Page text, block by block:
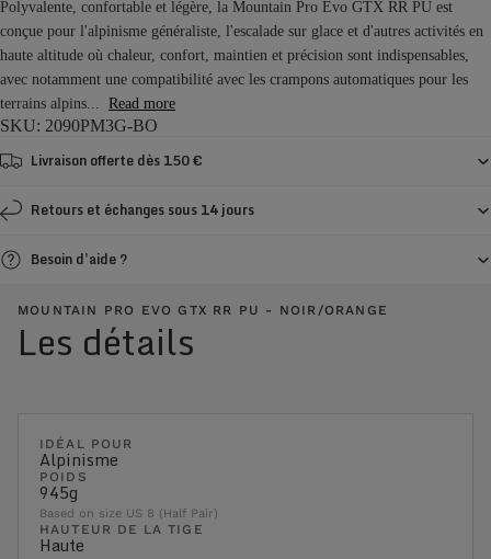
Polyvalente, confortable et légère, la Mountain Pro Evo GTX RR PU est
conçue pour l'alpinisme généraliste, l'escalade sur glace et d'autres activités en
haute altitude où chaleur, confort, maintien et précision sont indispensables,
avec notamment une compatibilité avec les crampons automatiques pour les
terrains alpins... Read more
SKU: 2090PM3G-BO
Livraison offerte dès 150 €
Retours et échanges sous 14 jours
Besoin d'aide ?
MOUNTAIN PRO EVO GTX RR PU - NOIR/ORANGE
Les détails
IDÉAL POUR
Alpinisme
POIDS
945g
Based on size US 8 (Half Pair)
HAUTEUR DE LA TIGE
Haute